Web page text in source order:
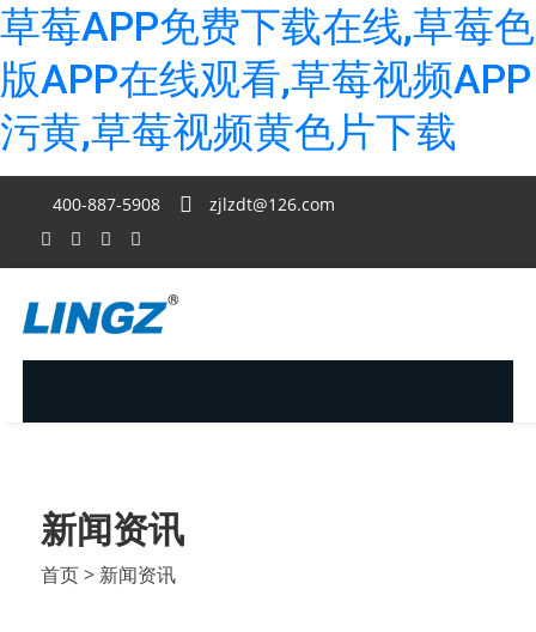
草莓APP免费下载在线,草莓色
版APP在线观看,草莓视频APP
污黄,草莓视频黄色片下载
400-887-5908 zjlzdt@126.com
新闻资讯
首页> 新闻资讯